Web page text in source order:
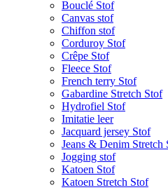
Bouclé Stof
Canvas stof
Chiffon stof
Corduroy Stof
Crêpe Stof
Fleece Stof
French terry Stof
Gabardine Stretch Stof
Hydrofiel Stof
Imitatie leer
Jacquard jersey Stof
Jeans & Denim Stretch
Jogging stof
Katoen Stof
Katoen Stretch Stof